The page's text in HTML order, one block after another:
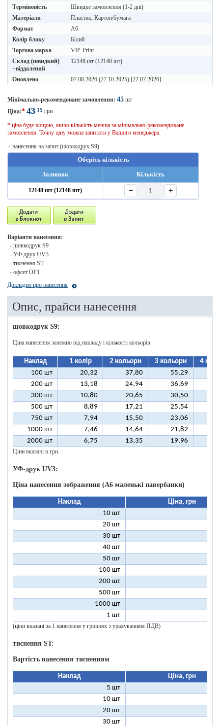
Терміновість
Швидке замовлення (1-2 дні)
Матеріали
Пластик, Картон/бумага
Формат
A6
Колір блоку
Білий
Торгова марка
VIP-Print
Склад (швидкий)
+віддалений
12148 шт (12148 шт)
Оновлено 07.08.2026 (27.10.2025) [22.07.2026]
Мінімально-рекомендоване замовлення: 45 шт
Ціна:* 43 15 грн
* ціна буде вищою, якщо кількість менша за мінімально-рекомендоване
замовлення. Точну ціну можна запитати у Вашого менеджера.
+ нанесення на запит (шовкодрук S9)
Оберіть кількість
Залишок
Кількість
12148 шт (12148 шт) − +
Варіанти нанесення:
- шовкодрук S9
- УФ-друк UV3
- тиснення ST
- офсет OF1
Докладно про нанесення
Опис, прайси нанесення
шовкодрук S9:
Ціна нанесення залежно від накладу і кількості кольорів
Наклад 1 колір 2 кольори 3 кольори
4
100 шт
20,32 37,80 55,29
200 шт
13,18 24,94 36,69
300 шт
10,80 20,65 30,50
500 шт
8,89 17,21 25,54
750 шт
7,94 15,50 23,06
1000 шт
7,46 14,64 21,82
2000 шт
6,75 13,35 19,96
Ціни вказані в грн.
УФ-друк UV3:
Ціна нанесення зображення (А6 маленькі павербанки)
Наклад
Ціна, грн
10 шт
20 шт
30 шт
40 шт
50 шт
100 шт
200 шт
500 шт
1000 шт
1 шт
(ціни вказані за 1 нанесення у гривнях з урахуванням ПДВ)
тиснення ST:
Вартість нанесення тисненням
Наклад
Ціна, грн
5 шт
10 шт
20 шт
30 шт